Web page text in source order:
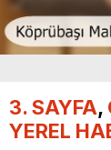
3. SAYFA,
YEREL